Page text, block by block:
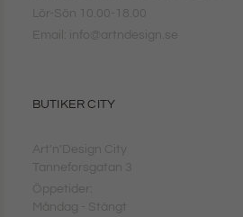
Lör-Sön 10.00-18.00
Email: info@artndesign.se
BUTIKER CITY
Art'n'Design City
Tanneforsgatan 3
Öppetider:
Måndag - Stängt